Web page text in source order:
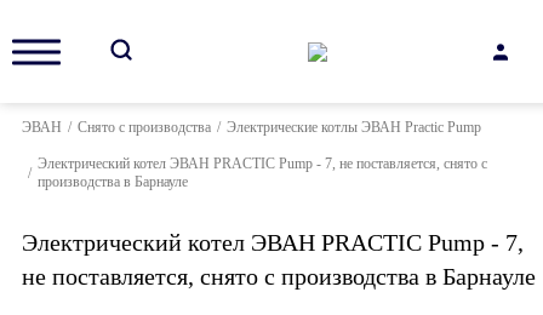
ЭВАН / Снято с производства / Электрические котлы ЭВАН Practic Pump
/
Электрический котел ЭВАН PRACTIC Pump - 7, не поставляется, снято с
производства в Барнауле
Электрический котел ЭВАН PRACTIC Pump - 7,
не поставляется, снято с производства в Барнауле